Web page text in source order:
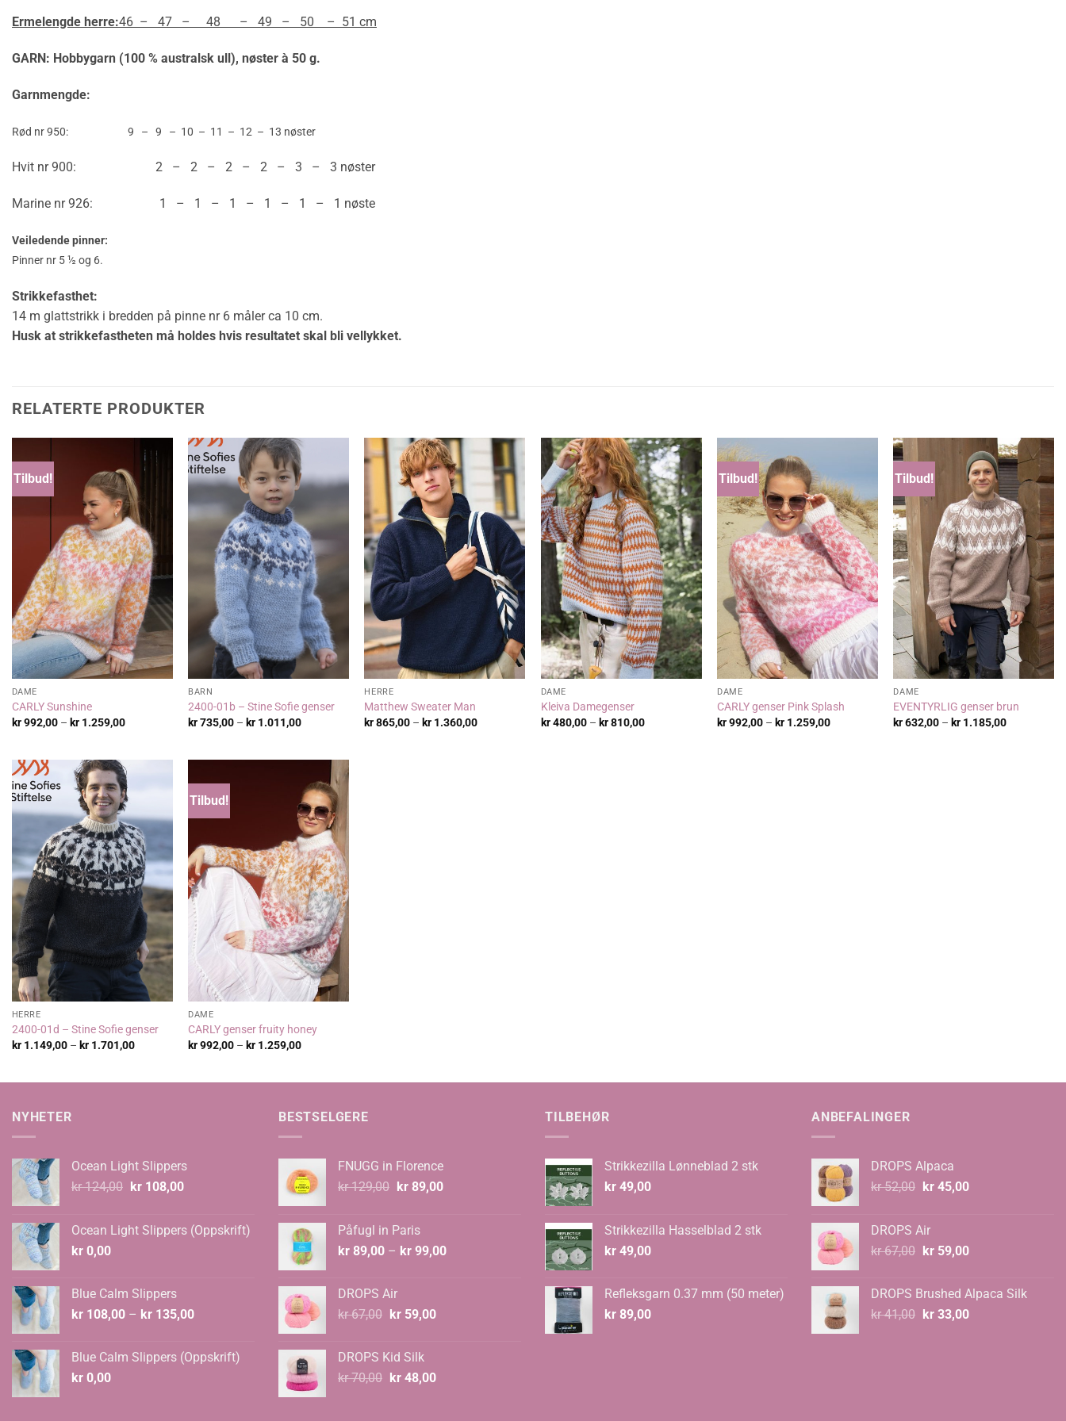
Ermelengde herre:46 – 47 – 48 – 49 – 50 – 51 cm
GARN: Hobbygarn (100 % australsk ull), nøster à 50 g.
Garnmengde:
Rød nr 950: 9 – 9 – 10 – 11 – 12 – 13 nøster
Hvit nr 900: 2 – 2 – 2 – 2 – 3 – 3 nøster
Marine nr 926: 1 – 1 – 1 – 1 – 1 – 1 nøste
Veiledende pinner:
Pinner nr 5 ½ og 6.
Strikkefasthet:
14 m glattstrikk i bredden på pinne nr 6 måler ca 10 cm.
Husk at strikkefastheten må holdes hvis resultatet skal bli vellykket.
RELATERTE PRODUKTER
Tilbud!
DAME
CARLY Sunshine
kr992,00 – kr1.259,00Prisområde:
BARN
2400-01b – Stine Sofie genser
kr735,00 – kr 1.011,00Prisområde:
HERRE
Matthew Sweater Man
kr865,00 – kr 1.360,00Prisområde:
DAME
Kleiva Damegenser
kr480,00 – kr810,00Prisområde:
Tilbud!
DAME
CARLY genser Pink Splash
kr992,00 – kr 1.259,00Prisområde:
Tilbud!
DAME
EVENTYRLIG genser brun
kr632,00 – kr 1.185,00Prisområde:
HERRE
2400-01d – Stine Sofie genser
kr1.149,00 – kr1.701,00Prisområde:
Tilbud!
DAME
CARLY genser fruity honey
kr992,00 – kr 1.259,00Prisområde:
NYHETER
Ocean Light Slippers
kr124,00 Opprinnelig
kr 124,00.
kr108,00Nåværende
kr 108,00.
Ocean Light Slippers (Oppskrift)
kr 0,00
Blue Calm Slippers
kr 108,00 – kr 135,00Prisområde:
kr 135,00
Blue Calm Slippers (Oppskrift)
kr 0,00
BESTSELGERE
FNUGG in Florence
kr129,00 Opprinnelig
kr 129,00.
kr89,00Nåværende
Påfugl in Paris
kr 89,00 – kr 99,00Prisområde:
DROPS Air
kr67,00 Opprinnelig
kr 67,00.
kr59,00Nåværende
DROPS Kid Silk
kr70,00 Opprinnelig
kr48,00Nåværende
TILBEHØR
Strikkezilla Lønneblad 2 stk
kr 49,00
Strikkezilla Hasselblad 2 stk
kr 49,00
Refleksgarn 0.37 mm (50 meter)
kr 89,00
ANBEFALINGER
DROPS Alpaca
kr52,00 Opprinnelig
kr 52,00.
kr45,00Nåværende
DROPS Air
kr67,00 Opprinnelig
kr 67,00.
kr59,00Nåværende
kr 59,00.
DROPS Brushed Alpaca Silk
kr41,00 Opprinnelig
kr33,00Nåværende